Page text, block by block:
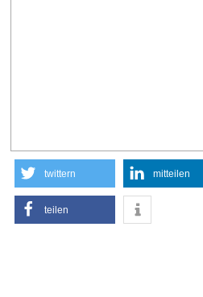
twittern mitteilen
teilen